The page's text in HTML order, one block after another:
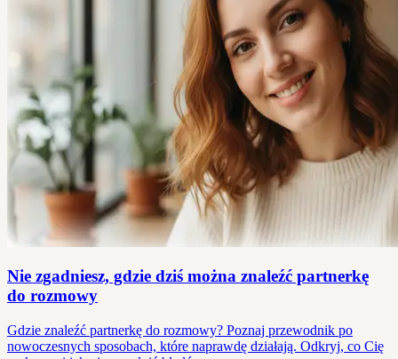
Nie zgadniesz, gdzie dziś można znaleźć partnerkę
do rozmowy
Gdzie znaleźć partnerkę do rozmowy? Poznaj przewodnik po
nowoczesnych sposobach, które naprawdę działają. Odkryj, co Cię